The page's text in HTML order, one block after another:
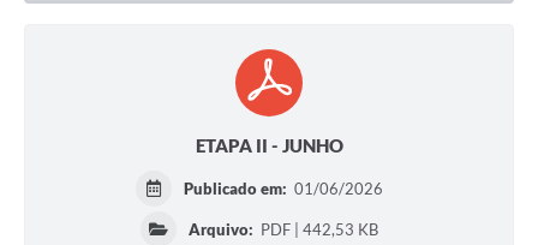
ETAPA II - JUNHO
Publicado em: 01/06/2026
Arquivo: PDF | 442,53 KB